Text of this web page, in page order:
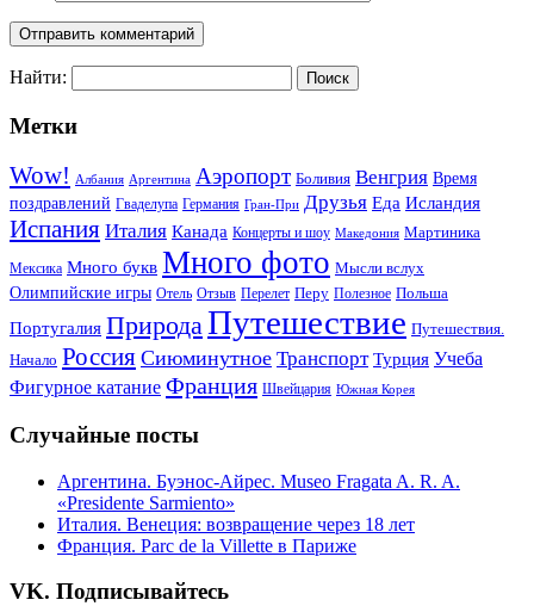
Найти:
Метки
Wow! Албания Аргентина Аэропорт Боливия Венгрия Время
поздравлений Гваделупа Германия Гран-При Друзья Еда Исландия
Испания Италия Канада Концерты и шоу Македония Мартиника
Мексика Много букв Много фото Мысли вслух
Олимпийские игры Отель Отзыв Перелет Перу Полезное Польша
Португалия ПриродаПутешествие Путешествия.
Начало Россия Сиюминутное Транспорт Турция Учеба
Фигурное катание Франция Швейцария Южная Корея
Случайные посты
Аргентина. Буэнос-Айрес. Museo Fragata A. R. A.
«Presidente Sarmiento»
Италия. Венеция: возвращение через 18 лет
Франция. Parc de la Villette в Париже
VK. Подписывайтесь